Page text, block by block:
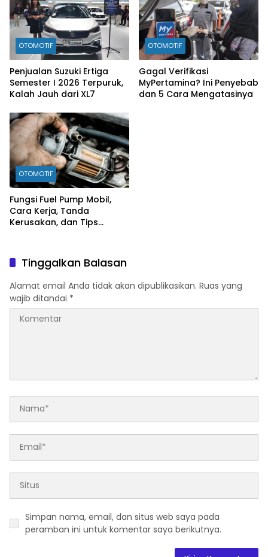
OTOMOTIF
Penjualan Suzuki Ertiga
Semester I 2026 Terpuruk,
Kalah Jauh dari XL7
OTOMOTIF
Gagal Verifikasi
MyPertamina? Ini Penyebab
dan 5 Cara Mengatasinya
OTOMOTIF
Fungsi Fuel Pump Mobil,
Cara Kerja, Tanda
Kerusakan, dan Tips
Tinggalkan Balasan
Alamat email Anda tidak akan dipublikasikan. Ruas yang
wajib ditandai *
Simpan nama, email, dan situs web saya pada
peramban ini untuk komentar saya berikutnya.